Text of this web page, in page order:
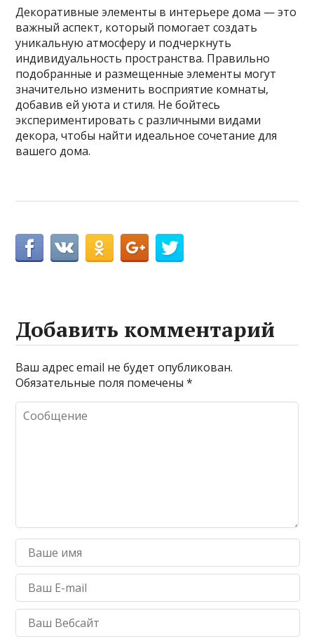
Декоративные элементы в интерьере дома — это
важный аспект, который помогает создать
уникальную атмосферу и подчеркнуть
индивидуальность пространства. Правильно
подобранные и размещенные элементы могут
значительно изменить восприятие комнаты,
добавив ей уюта и стиля. Не бойтесь
экспериментировать с различными видами
декора, чтобы найти идеальное сочетание для
вашего дома.
Добавить комментарий
Ваш адрес email не будет опубликован.
Обязательные поля помечены*